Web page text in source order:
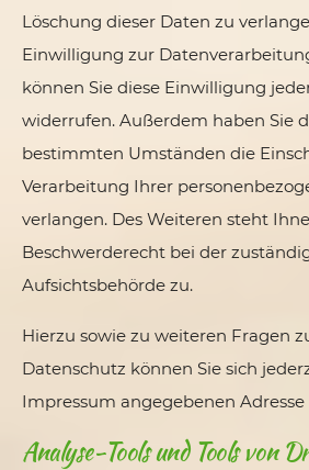
Löschung dieser Daten zu
Einwilligung zur
können Sie diese Einwilligung
widerrufen. Außerdem haben Sie
bestimmten Umständen die
Verarbeitung Ihrer
verlangen. Des Weiteren steht
Beschwerderecht bei der
Aufsichtsbehörde zu.
Hierzu sowie zu weiteren Fragen
Datenschutz können Sie sich
Impressum angegebenen
Analyse-Tools und Tools von